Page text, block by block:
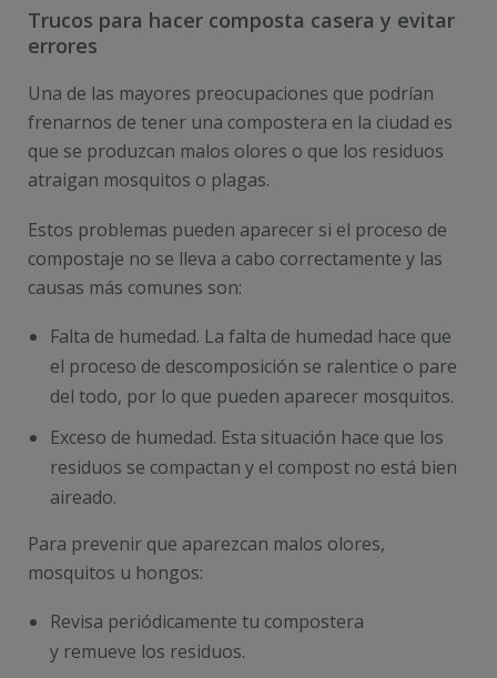
Trucos para hacer composta casera y evitar
errores
Una de las mayores preocupaciones que podrían
frenarnos de tener una compostera en la ciudad es
que se produzcan malos olores o que los residuos
atraigan mosquitos o plagas.
Estos problemas pueden aparecer si el proceso de
compostaje no se lleva a cabo correctamente y las
causas más comunes son:
Falta de humedad. La falta de humedad hace que
el proceso de descomposición se ralentice o pare
del todo, por lo que pueden aparecer mosquitos.
Exceso de humedad. Esta situación hace que los
residuos se compactan y el compost no está bien
aireado.
Para prevenir que aparezcan malos olores,
mosquitos u hongos:
Revisa periódicamente tu compostera
y remueve los residuos.